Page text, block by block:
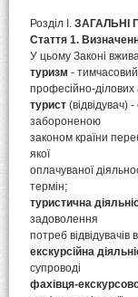
Розділ I. ЗАГАЛЬНІ
Стаття 1.
У цьому Законі
туризм -
професійно-
турист (відвідувач)
забороненою
законом країни
якої
оплачуваної
термін;
туристична
задоволення
потреб відвідувачів
екскурсійна
супроводі
фахівця-